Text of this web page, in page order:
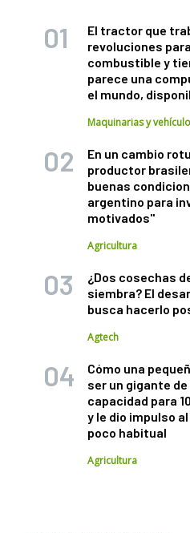
El tractor que
revoluciones
combustible y
parece una
el mundo,
Maquinarias y
En un cambio
productor
buenas
argentino para
motivados"
Agricultura
¿Dos cosechas
siembra? El
busca hacerlo
Agtech
Cómo una
ser un gigante
capacidad para
y le dio impulso
poco habitual
Agricultura